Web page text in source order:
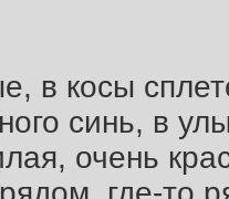
в косы
синь, в
очень